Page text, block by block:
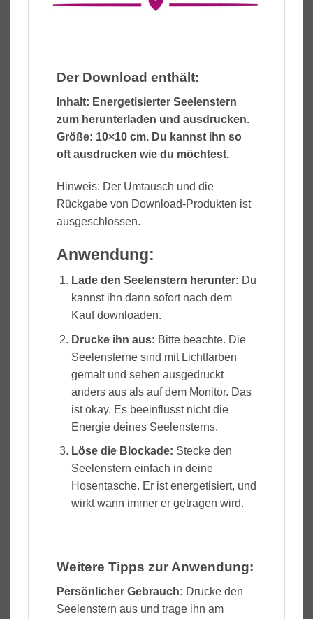
Der Download enthält:
Inhalt: Energetisierter Seelenstern
zum herunterladen und ausdrucken.
Größe: 10×10 cm. Du kannst ihn so
oft ausdrucken wie du möchtest.
Hinweis: Der Umtausch und die
Rückgabe von Download-Produkten ist
ausgeschlossen.
Anwendung:
Lade den Seelenstern herunter: Du
kannst ihn dann sofort nach dem
Kauf downloaden.
Drucke ihn aus: Bitte beachte. Die
Seelensterne sind mit Lichtfarben
gemalt und sehen ausgedruckt
anders aus als auf dem Monitor. Das
ist okay. Es beeinflusst nicht die
Energie deines Seelensterns.
Löse die Blockade: Stecke den
Seelenstern einfach in deine
Hosentasche. Er ist energetisiert, und
wirkt wann immer er getragen wird.
Weitere Tipps zur Anwendung:
Persönlicher Gebrauch: Drucke den
Seelenstern aus und trage ihn am